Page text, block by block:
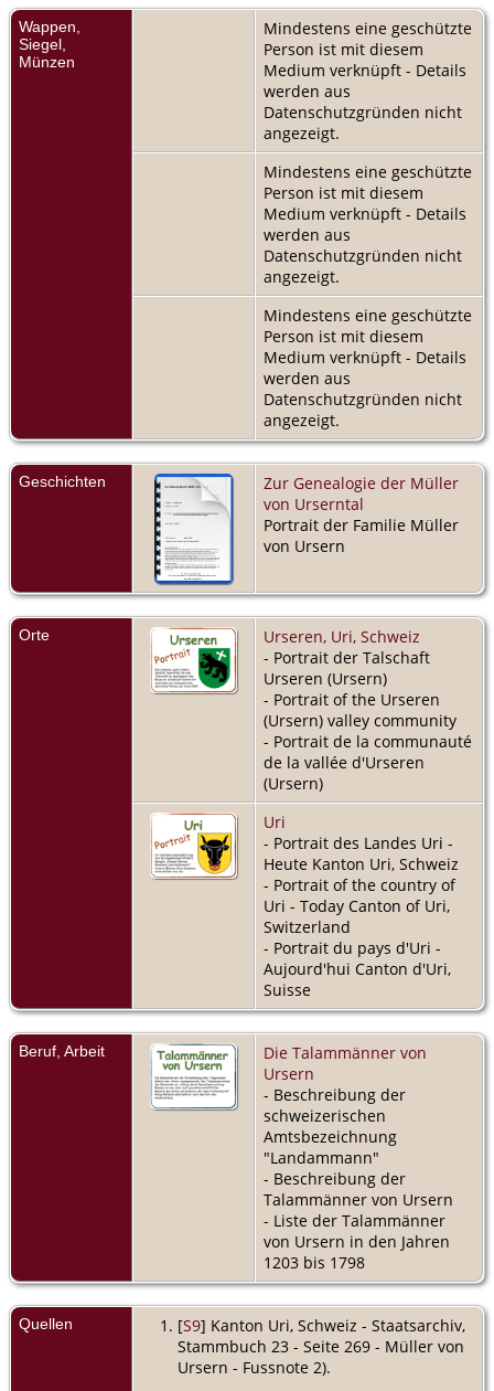
Wappen,
Siegel,
Münzen
Mindestens eine geschützte
Person ist mit diesem
Medium verknüpft - Details
werden aus
Datenschutzgründen nicht
angezeigt.
Mindestens eine geschützte
Person ist mit diesem
Medium verknüpft - Details
werden aus
Datenschutzgründen nicht
angezeigt.
Mindestens eine geschützte
Person ist mit diesem
Medium verknüpft - Details
werden aus
Datenschutzgründen nicht
angezeigt.
Geschichten
Zur Genealogie der Müller
von Urserntal
Portrait der Familie Müller
von Ursern
Orte
Urseren, Uri, Schweiz
- Portrait der Talschaft
Urseren (Ursern)
- Portrait of the Urseren
(Ursern) valley community
- Portrait de la communauté
de la vallée d'Urseren
(Ursern)
Uri
- Portrait des Landes Uri -
Heute Kanton Uri, Schweiz
- Portrait of the country of
Uri - Today Canton of Uri,
Switzerland
- Portrait du pays d'Uri -
Aujourd'hui Canton d'Uri,
Suisse
Beruf, Arbeit
Die Talammänner von
Ursern
- Beschreibung der
schweizerischen
Amtsbezeichnung
"Landammann"
- Beschreibung der
Talammänner von Ursern
- Liste der Talammänner
von Ursern in den Jahren
1203 bis 1798
Quellen [S9] Kanton Uri, Schweiz - Staatsarchiv,
Stammbuch 23 - Seite 269 - Müller von
Ursern - Fussnote 2).